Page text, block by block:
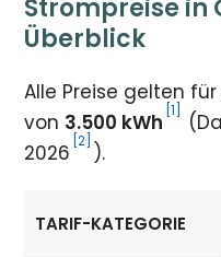
Strompreise in
Überblick
Alle Preise gelten
von 3.500 kWh [1]
2026 [2] ).
TARIF-KATEGORIE